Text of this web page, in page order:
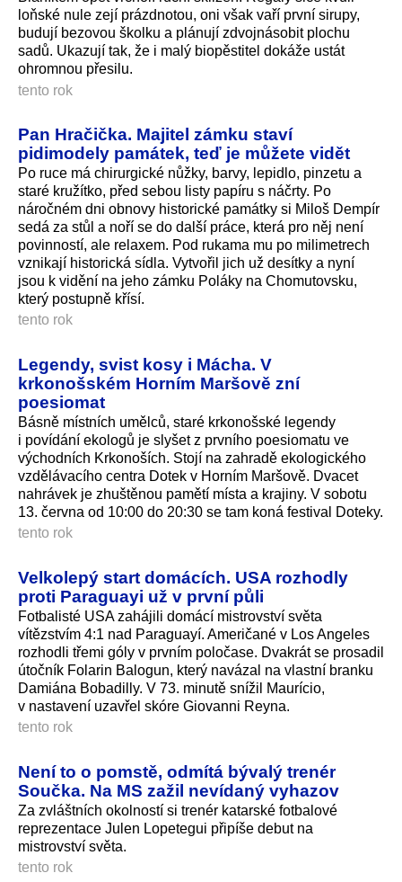
loňské nule zejí prázdnotou, oni však vaří první sirupy,
budují bezovou školku a plánují zdvojnásobit plochu
sadů. Ukazují tak, že i malý biopěstitel dokáže ustát
ohromnou přesilu.
tento rok
Pan Hračička. Majitel zámku staví
pidimodely památek, teď je můžete vidět
Po ruce má chirurgické nůžky, barvy, lepidlo, pinzetu a
staré kružítko, před sebou listy papíru s náčrty. Po
náročném dni obnovy historické památky si Miloš Dempír
sedá za stůl a noří se do další práce, která pro něj není
povinností, ale relaxem. Pod rukama mu po milimetrech
vznikají historická sídla. Vytvořil jich už desítky a nyní
jsou k vidění na jeho zámku Poláky na Chomutovsku,
který postupně křísí.
tento rok
Legendy, svist kosy i Mácha. V
krkonošském Horním Maršově zní
poesiomat
Básně místních umělců, staré krkonošské legendy
i povídání ekologů je slyšet z prvního poesiomatu ve
východních Krkonoších. Stojí na zahradě ekologického
vzdělávacího centra Dotek v Horním Maršově. Dvacet
nahrávek je zhuštěnou pamětí místa a krajiny. V sobotu
13. června od 10:00 do 20:30 se tam koná festival Doteky.
tento rok
Velkolepý start domácích. USA rozhodly
proti Paraguayi už v první půli
Fotbalisté USA zahájili domácí mistrovství světa
vítězstvím 4:1 nad Paraguayí. Američané v Los Angeles
rozhodli třemi góly v prvním poločase. Dvakrát se prosadil
útočník Folarin Balogun, který navázal na vlastní branku
Damiána Bobadilly. V 73. minutě snížil Maurício,
v nastavení uzavřel skóre Giovanni Reyna.
tento rok
Není to o pomstě, odmítá bývalý trenér
Součka. Na MS zažil nevídaný vyhazov
Za zvláštních okolností si trenér katarské fotbalové
reprezentace Julen Lopetegui připíše debut na
mistrovství světa.
tento rok